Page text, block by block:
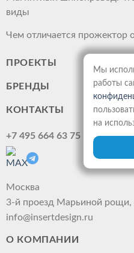
виды
Чем отличается прожектор
ПРОЕКТЫ
БРЕНДЫ
КОНТАКТЫ
+7 495 664 63 75
Москва
3-й проезд Марьиной рощи,
info@insertdesign.ru
О КОМПАНИИ
Мы
работы
на